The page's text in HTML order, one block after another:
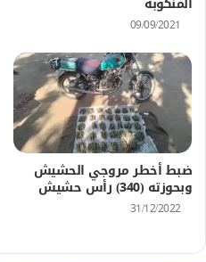
09/09/2021
ضبط أخطر مروجي الحشيش
وبحوزته (340) رأس حشيش
31/12/2022